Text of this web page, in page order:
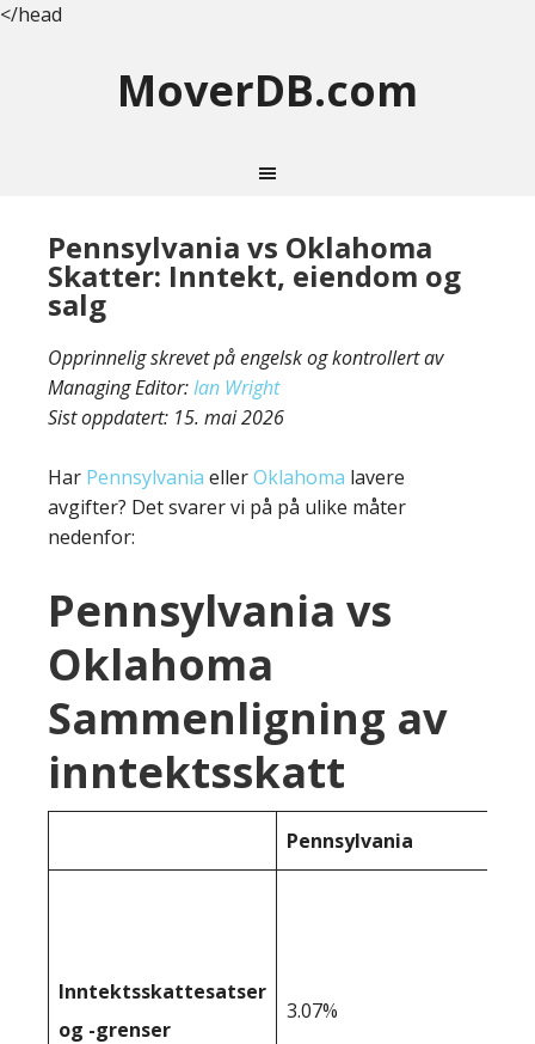
</head
MoverDB.com
Pennsylvania vs Oklahoma
Skatter: Inntekt, eiendom og
salg
Opprinnelig skrevet på engelsk og kontrollert av
Managing Editor:Ian Wright
Sist oppdatert: 15. mai 2026
Har Pennsylvania ellerOklahoma lavere
avgifter? Det svarer vi på på ulike måter
nedenfor:
Pennsylvania vs
Oklahoma
Sammenligning av
inntektsskatt
Pennsylvania
Inntektsskattesatser
og -grenser
3.07%